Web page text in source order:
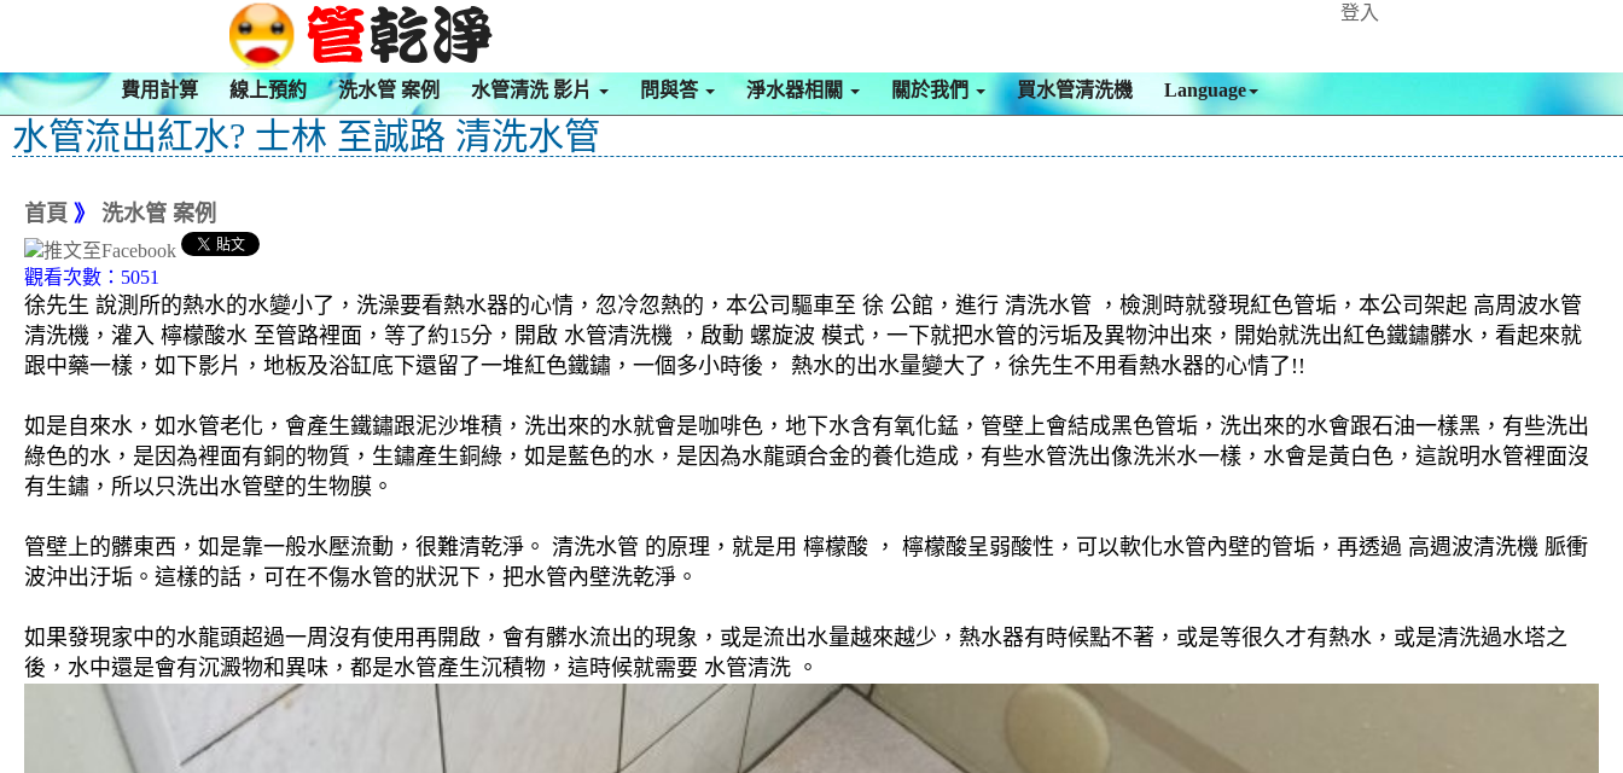
登入
費用計算 線上預約 洗水管 案例 水管清洗 影片 問與答 淨水器相關 關於我們 買水管清洗機 Language
水管流出紅水? 士林 至誠路 清洗水管
首頁 》 洗水管 案例
觀看次數：5051
徐先生 說測所的熱水的水變小了，洗澡要看熱水器的心情，忽冷忽熱的，本公司驅車至 徐 公館，進行 清洗水管 ，檢測時就發現紅色管垢，本公司架起 高周波水管
清洗機，灌入 檸檬酸水 至管路裡面，等了約15分，開啟 水管清洗機 ，啟動 螺旋波 模式，一下就把水管的污垢及異物沖出來，開始就洗出紅色鐵鏽髒水，看起來就
跟中藥一樣，如下影片，地板及浴缸底下還留了一堆紅色鐵鏽，一個多小時後， 熱水的出水量變大了，徐先生不用看熱水器的心情了!!
如是自來水，如水管老化，會產生鐵鏽跟泥沙堆積，洗出來的水就會是咖啡色，地下水含有氧化錳，管壁上會結成黑色管垢，洗出來的水會跟石油一樣黑，有些洗出
綠色的水，是因為裡面有銅的物質，生鏽產生銅綠，如是藍色的水，是因為水龍頭合金的養化造成，有些水管洗出像洗米水一樣，水會是黃白色，這說明水管裡面沒
有生鏽，所以只洗出水管壁的生物膜。
管壁上的髒東西，如是靠一般水壓流動，很難清乾淨。 清洗水管 的原理，就是用 檸檬酸 ， 檸檬酸呈弱酸性，可以軟化水管內壁的管垢，再透過 高週波清洗機 脈衝
波沖出汙垢。這樣的話，可在不傷水管的狀況下，把水管內壁洗乾淨。
如果發現家中的水龍頭超過一周沒有使用再開啟，會有髒水流出的現象，或是流出水量越來越少，熱水器有時候點不著，或是等很久才有熱水，或是清洗過水塔之
後，水中還是會有沉澱物和異味，都是水管產生沉積物，這時候就需要 水管清洗 。